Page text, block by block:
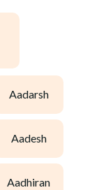
aadarsh
aadesh
aadhiran